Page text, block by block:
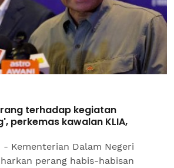
terhadap kegiatan
perkemas kawalan KLIA,
- Kementerian Dalam Negeri
perang habis-habisan